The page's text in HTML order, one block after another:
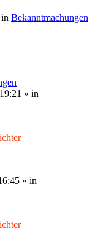
Bekanntmachungen
» in
» in